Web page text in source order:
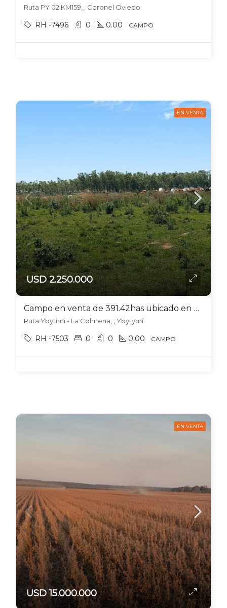
Ruta PY 02 KM159, , Coronel Oviedo
RH -7496 0 0.00 CAMPO
EN VENTA
USD 2.250.000
Campo en venta de 391.42has ubicado en Ybytymí – Paraguay
Ruta Ybytimi - La Colmena, , Ybytymí
RH -7503 0 0 0.00 CAMPO
EN VENTA
USD 15.000.000